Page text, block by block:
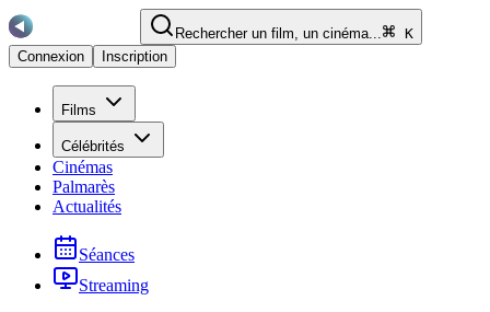
Rechercher un film, un cinéma...
K
Connexion
Inscription
Films
Célébrités
Cinémas
Palmarès
Actualités
Séances
Streaming